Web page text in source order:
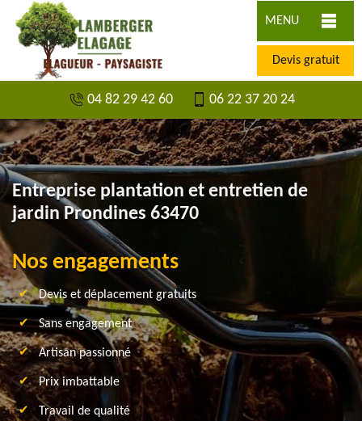
MENU
Devis gratuit
04 82 29 42 60 06 22 37 20 24
Entreprise plantation et entretien de
jardin Prondines 63470
Nos engagements
Devis et déplacement gratuits
Sans engagement
Artisan passionné
Prix imbattable
Travail de qualité